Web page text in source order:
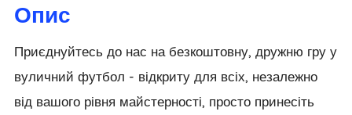
Опис
Приєднуйтесь до нас на безкоштовну, дружню гру у
вуличний футбол - відкриту для всіх, незалежно
від вашого рівня майстерності, просто принесіть